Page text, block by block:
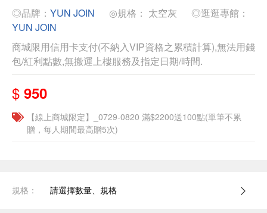
◎品牌： YUN JOIN ◎規格： 太空灰
◎逛逛專館：
YUN JOIN
商城限用信用卡支付(不納入VIP資格之累積計算),無法用錢
包/紅利點數,無搬運上樓服務及指定日期/時間.
$ 950
【線上商城限定】_0729-0820 滿$2200送100點(單筆不累
贈，每人期間最高贈5次)
規格： 請選擇數量、規格